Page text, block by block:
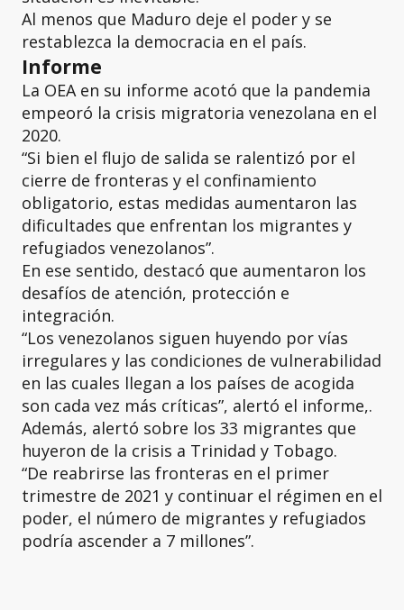
Al menos que Maduro deje el poder y se
restablezca la democracia en el país.
Informe
La OEA en su informe acotó que la pandemia
empeoró la crisis migratoria venezolana en el
2020.
“Si bien el flujo de salida se ralentizó por el
cierre de fronteras y el confinamiento
obligatorio, estas medidas aumentaron las
dificultades que enfrentan los migrantes y
refugiados venezolanos”.
En ese sentido, destacó que aumentaron los
desafíos de atención, protección e
integración.
“Los venezolanos siguen huyendo por vías
irregulares y las condiciones de vulnerabilidad
en las cuales llegan a los países de acogida
son cada vez más críticas”, alertó el informe,.
Además, alertó sobre los 33 migrantes que
huyeron de la crisis a Trinidad y Tobago.
“De reabrirse las fronteras en el primer
trimestre de 2021 y continuar el régimen en el
poder, el número de migrantes y refugiados
podría ascender a 7 millones”.